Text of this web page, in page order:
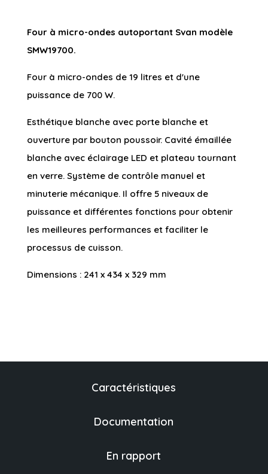
Four à micro-ondes autoportant Svan modèle
SMW19700.
Four à micro-ondes de 19 litres et d'une
puissance de 700 W.
Esthétique blanche avec porte blanche et
ouverture par bouton poussoir. Cavité émaillée
blanche avec éclairage LED et plateau tournant
en verre. Système de contrôle manuel et
minuterie mécanique. Il offre 5 niveaux de
puissance et différentes fonctions pour obtenir
les meilleures performances et faciliter le
processus de cuisson.
Dimensions : 241 x 434 x 329 mm
Caractéristiques
Documentation
En rapport